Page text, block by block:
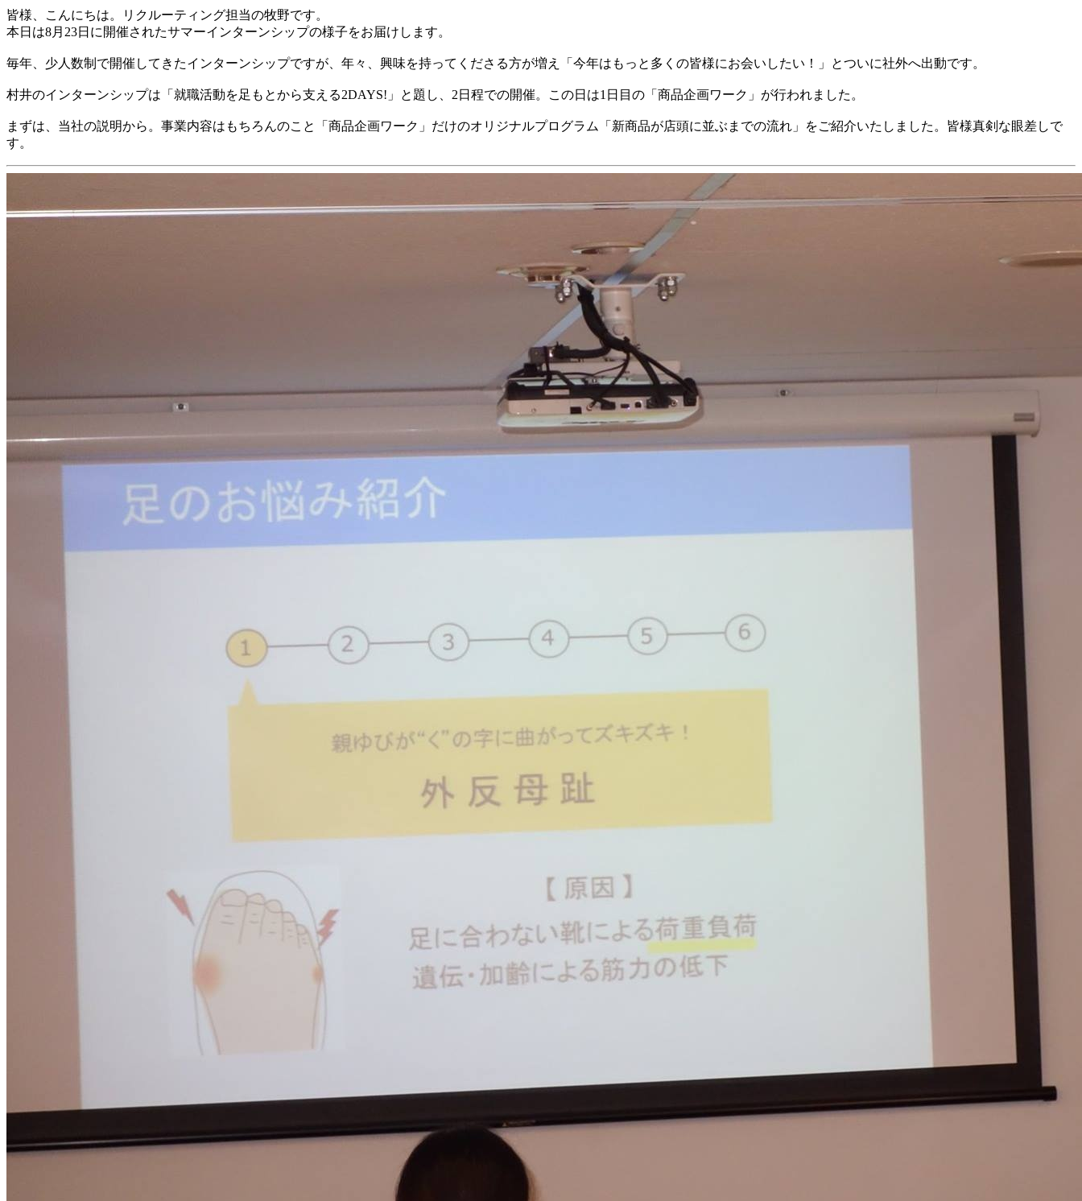
皆様、こんにちは。リクルーティング担当の牧野です。
本日は8月23日に開催されたサマーインターンシップの様子をお届けします。
毎年、少人数制で開催してきたインターンシップですが、年々、興味を持ってくださる方が増え「今年はもっと多くの皆様にお会いしたい！」とついに社外へ出動です。
村井のインターンシップは「就職活動を足もとから支える2DAYS!」と題し、2日程での開催。この日は1日目の「商品企画ワーク」が行われました。
まずは、当社の説明から。事業内容はもちろんのこと「商品企画ワーク」だけのオリジナルプログラム「新商品が店頭に並ぶまでの流れ」をご紹介いたしました。皆様真剣な眼差しで
す。